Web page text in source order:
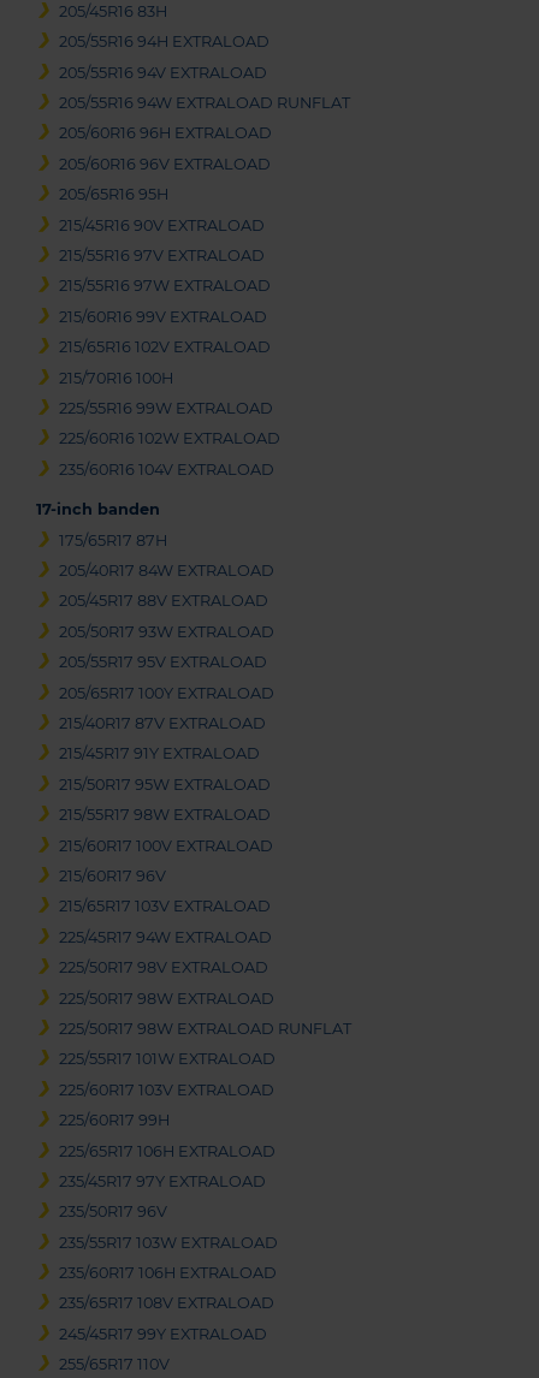
205/45R16 83H
205/55R16 94H EXTRALOAD
205/55R16 94V EXTRALOAD
205/55R16 94W EXTRALOAD RUNFLAT
205/60R16 96H EXTRALOAD
205/60R16 96V EXTRALOAD
205/65R16 95H
215/45R16 90V EXTRALOAD
215/55R16 97V EXTRALOAD
215/55R16 97W EXTRALOAD
215/60R16 99V EXTRALOAD
215/65R16 102V EXTRALOAD
215/70R16 100H
225/55R16 99W EXTRALOAD
225/60R16 102W EXTRALOAD
235/60R16 104V EXTRALOAD
17-inch banden
175/65R17 87H
205/40R17 84W EXTRALOAD
205/45R17 88V EXTRALOAD
205/50R17 93W EXTRALOAD
205/55R17 95V EXTRALOAD
205/65R17 100Y EXTRALOAD
215/40R17 87V EXTRALOAD
215/45R17 91Y EXTRALOAD
215/50R17 95W EXTRALOAD
215/55R17 98W EXTRALOAD
215/60R17 100V EXTRALOAD
215/60R17 96V
215/65R17 103V EXTRALOAD
225/45R17 94W EXTRALOAD
225/50R17 98V EXTRALOAD
225/50R17 98W EXTRALOAD
225/50R17 98W EXTRALOAD RUNFLAT
225/55R17 101W EXTRALOAD
225/60R17 103V EXTRALOAD
225/60R17 99H
225/65R17 106H EXTRALOAD
235/45R17 97Y EXTRALOAD
235/50R17 96V
235/55R17 103W EXTRALOAD
235/60R17 106H EXTRALOAD
235/65R17 108V EXTRALOAD
245/45R17 99Y EXTRALOAD
255/65R17 110V